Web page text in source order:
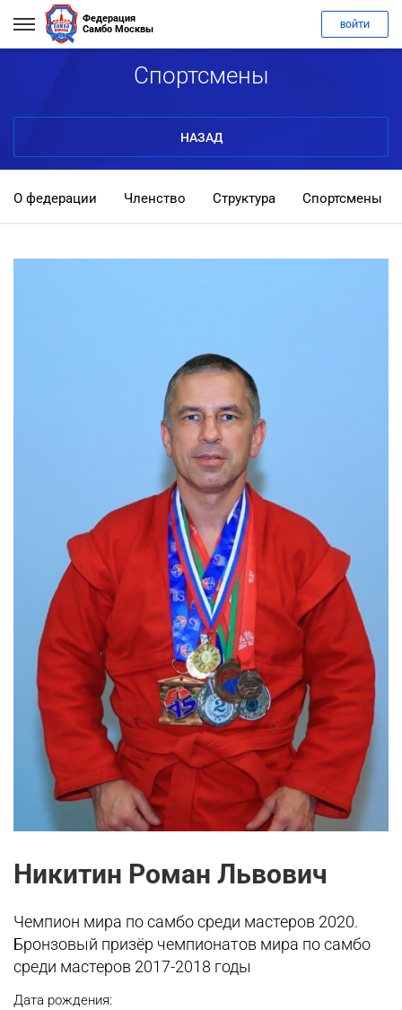
Федерация
Самбо Москвы
ВОЙТИ
Спортсмены
НАЗАД
О федерации Членство Структура Спортсмены
Никитин Роман Львович
Чемпион мира по самбо среди мастеров 2020.
Бронзовый призёр чемпионатов мира по самбо
среди мастеров 2017-2018 годы
Дата рождения: